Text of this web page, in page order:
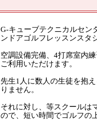
G-キューブテクニカルセン
ンドアゴルフレッスンスタ
空調設備完備、4打席室内
ご利用いただけます。
先生1人に数人の生徒を抱
りません。
それに対し、等スクールは
ので、短い時間でゴルフの